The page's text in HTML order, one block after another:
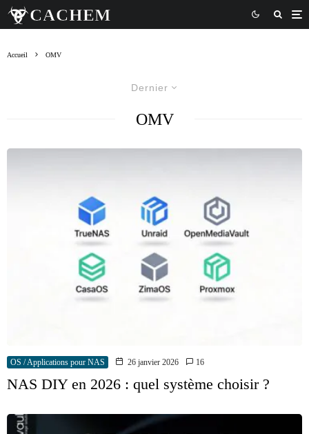
Accueil OMV
Dernier
OMV
OS / Applications pour NAS 26 janvier 2026 16
NAS DIY en 2026 : quel système choisir ?